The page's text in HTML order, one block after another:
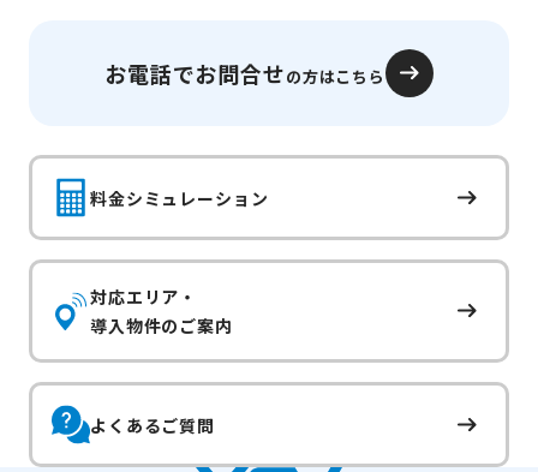
お電話でお問合せの方はこちら
料金シミュレーション
対応エリア・
導入物件のご案内
よくあるご質問